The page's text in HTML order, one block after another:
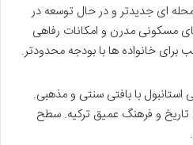
ای جدیدتر و در حال توسعه در
مسکونی مدرن و امکانات رفاهی
برای خانواده ها با بودجه محدودتر.
استانبول با بافتی سنتی و مذهبی.
تاریخ و فرهنگ عمیق ترکیه. سطح